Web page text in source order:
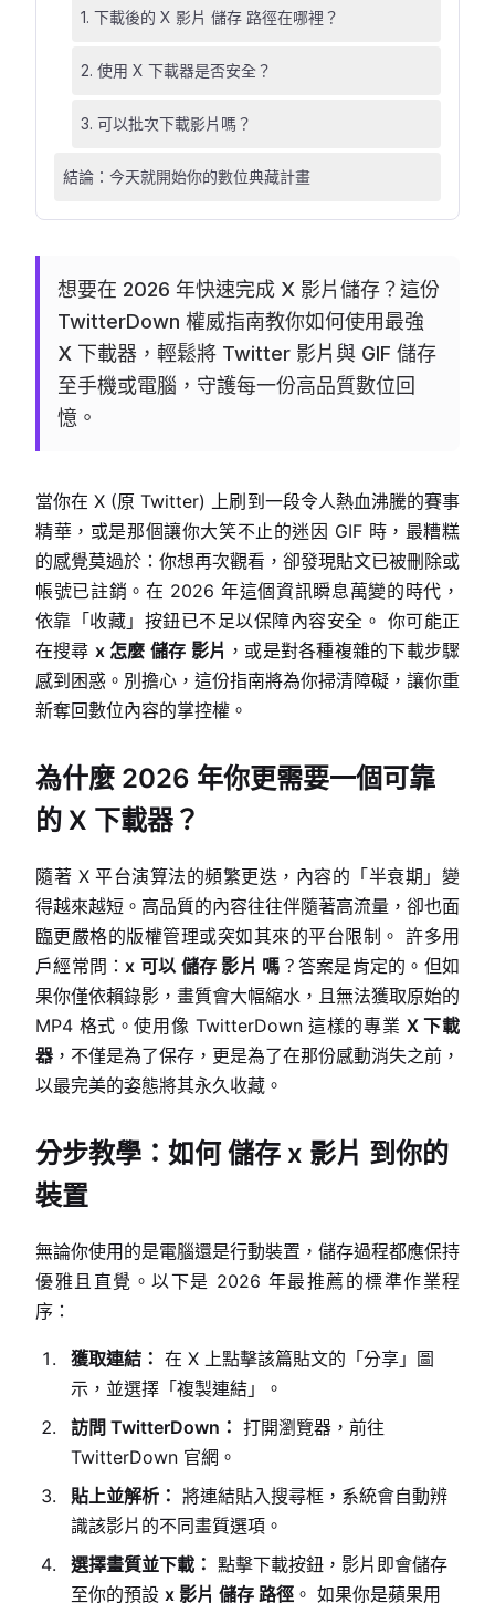
1. 下載後的 X 影片 儲存 路徑在哪裡？
2. 使用 X 下載器是否安全？
3. 可以批次下載影片嗎？
結論：今天就開始你的數位典藏計畫
想要在 2026 年快速完成 X 影片儲存？這份
TwitterDown 權威指南教你如何使用最強
X 下載器，輕鬆將 Twitter 影片與 GIF 儲存
至手機或電腦，守護每一份高品質數位回
憶。
當你在 X (原 Twitter) 上刷到一段令人熱血沸騰的賽事
精華，或是那個讓你大笑不止的迷因 GIF 時，最糟糕
的感覺莫過於：你想再次觀看，卻發現貼文已被刪除或
帳號已註銷。在 2026 年這個資訊瞬息萬變的時代，
依靠「收藏」按鈕已不足以保障內容安全。 你可能正
在搜尋 x 怎麼 儲存 影片 ，或是對各種複雜的下載步驟
感到困惑。別擔心，這份指南將為你掃清障礙，讓你重
新奪回數位內容的掌控權。
為什麼 2026 年你更需要一個可靠
的 X 下載器？
隨著 X 平台演算法的頻繁更迭，內容的「半衰期」變
得越來越短。高品質的內容往往伴隨著高流量，卻也面
臨更嚴格的版權管理或突如其來的平台限制。 許多用
戶經常問：x 可以 儲存 影片 嗎 ？答案是肯定的。但如
果你僅依賴錄影，畫質會大幅縮水，且無法獲取原始的
MP4 格式。使用像 TwitterDown 這樣的專業 X 下載
器 ，不僅是為了保存，更是為了在那份感動消失之前，
以最完美的姿態將其永久收藏。
分步教學：如何 儲存 x 影片 到你的
裝置
無論你使用的是電腦還是行動裝置，儲存過程都應保持
優雅且直覺。以下是 2026 年最推薦的標準作業程
序：
獲取連結： 在 X 上點擊該篇貼文的「分享」圖
示，並選擇「複製連結」。
訪問 TwitterDown： 打開瀏覽器，前往
TwitterDown 官網。
貼上並解析： 將連結貼入搜尋框，系統會自動辨
識該影片的不同畫質選項。
選擇畫質並下載： 點擊下載按鈕，影片即會儲存
至你的預設 x 影片 儲存 路徑 。 如果你是蘋果用